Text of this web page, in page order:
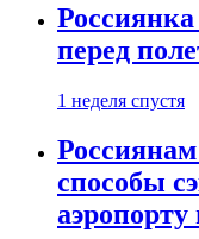
перед
1 неделя спустя
способы